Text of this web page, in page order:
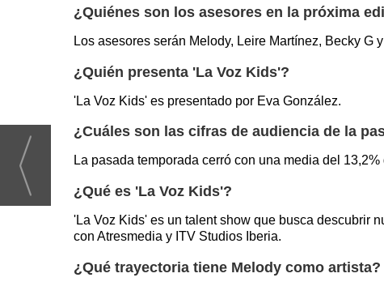
¿Quiénes son los asesores en la próxima
Los asesores serán Melody, Leire Martínez, Becky
¿Quién presenta 'La Voz Kids'?
'La Voz Kids' es presentado por Eva González.
¿Cuáles son las cifras de audiencia de la
La pasada temporada cerró con una media del
¿Qué es 'La Voz Kids'?
'La Voz Kids' es un talent show que busca descubrir
con Atresmedia y ITV Studios Iberia.
¿Qué trayectoria tiene Melody como artista?